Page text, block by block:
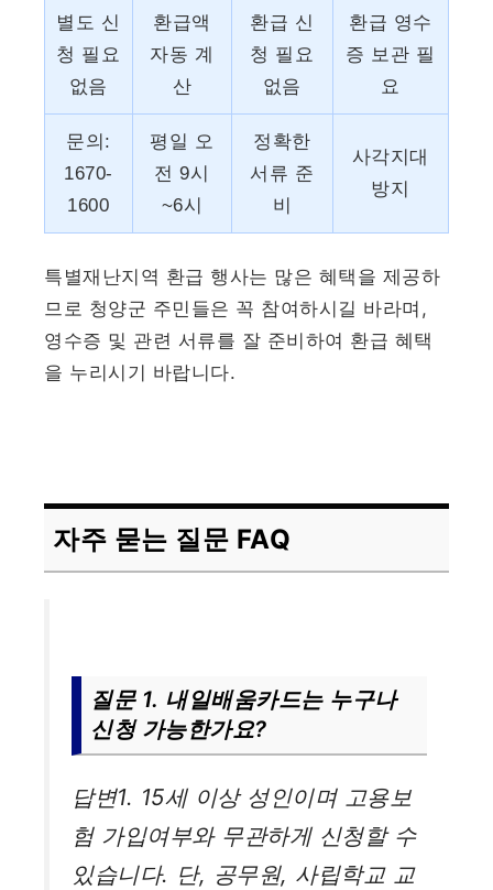
별도 신
청 필요
없음
환급액
자동 계
산
환급 신
청 필요
없음
환급 영수
증 보관 필
요
문의:
1670-
1600
평일 오
전 9시
~6시
정확한
서류 준
비
사각지대
방지
특별재난지역 환급 행사는 많은 혜택을 제공하
므로 청양군 주민들은 꼭 참여하시길 바라며,
영수증 및 관련 서류를 잘 준비하여 환급 혜택
을 누리시기 바랍니다.
자주 묻는 질문 FAQ
질문 1. 내일배움카드는 누구나
신청 가능한가요?
답변1. 15세 이상 성인이며 고용보
험 가입여부와 무관하게 신청할 수
있습니다. 단, 공무원, 사립학교 교